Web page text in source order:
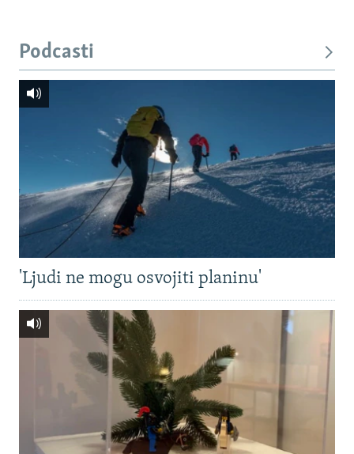
Podcasti
'Ljudi ne mogu osvojiti planinu'